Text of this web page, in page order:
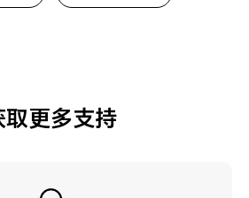
取更多支持